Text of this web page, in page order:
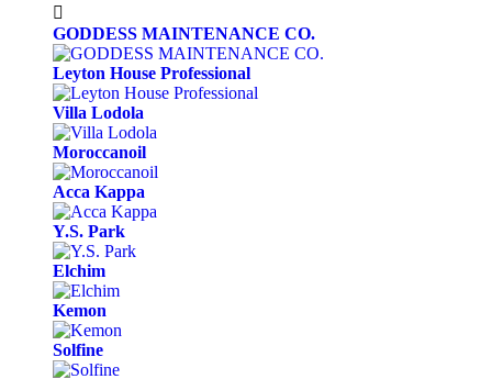

GODDESS MAINTENANCE CO.
Leyton House Professional
Villa Lodola
Moroccanoil
Acca Kappa
Y.S. Park
Elchim
Kemon
Solfine